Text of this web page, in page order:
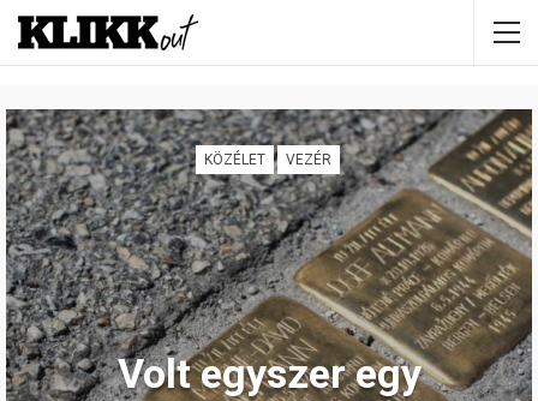
KÖZÉLET VEZÉR
Volt egyszer egy